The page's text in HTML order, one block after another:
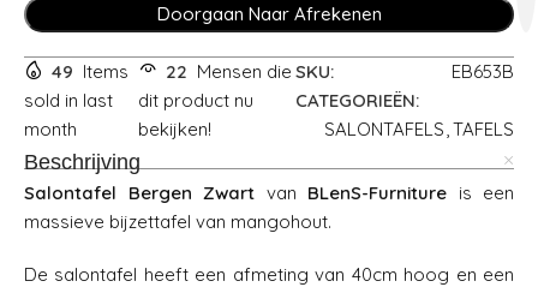
Doorgaan Naar Afrekenen
49 Items
sold in last
month
22 Mensen die
dit product nu
bekijken!
SKU:
EB653B
CATEGORIEËN:
SALONTAFELS,TAFELS
Beschrijving
Salontafel Bergen Zwart van BLenS-Furniture is een
massieve bijzettafel van mangohout.
De salontafel heeft een afmeting van 40cm hoog en een